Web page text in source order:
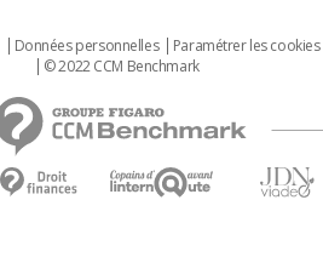
Données personnelles Paramétrer les cookies
© 2022 CCM Benchmark